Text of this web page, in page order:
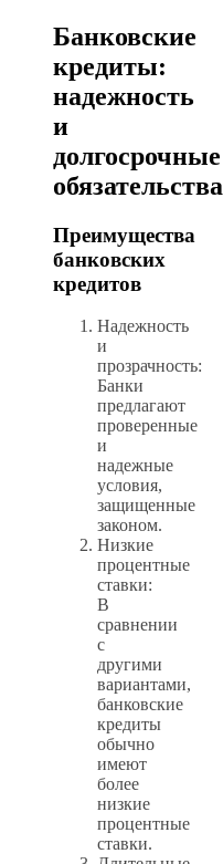
Банковские
кредиты:
надежность
и
долгосрочные
обязательства
Преимущества
банковских
кредитов
Надежность
и
прозрачность:
Банки
предлагают
проверенные
и
надежные
условия,
защищенные
законом.
Низкие
процентные
ставки:
В
сравнении
с
другими
вариантами,
банковские
кредиты
обычно
имеют
более
низкие
процентные
ставки.